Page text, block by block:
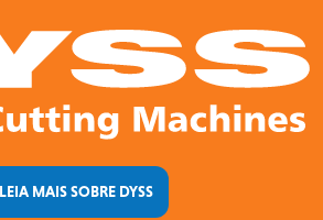
LEIA MAIS SOBRE DYSS